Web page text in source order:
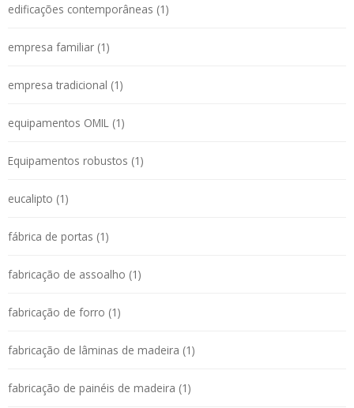
edificações contemporâneas (1)
empresa familiar (1)
empresa tradicional (1)
equipamentos OMIL (1)
Equipamentos robustos (1)
eucalipto (1)
fábrica de portas (1)
fabricação de assoalho (1)
fabricação de forro (1)
fabricação de lâminas de madeira (1)
fabricação de painéis de madeira (1)